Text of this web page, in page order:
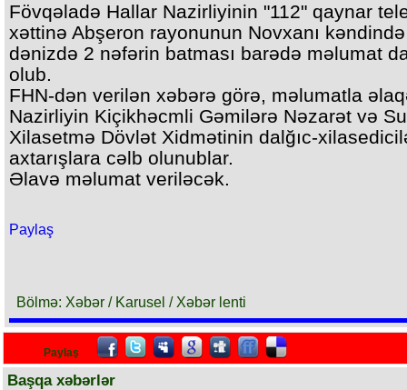
Fövqəladə Hallar Nazirliyinin "112" qaynar
xəttinə Abşeron rayonunun Novxanı kəndində
dənizdə 2 nəfərin batması barədə məlumat
olub.
FHN-dən verilən xəbərə görə, məlumatla
Nazirliyin Kiçikhəcmli Gəmilərə Nəzarət və
Xilasetmə Dövlət Xidmətinin dalğıc-
axtarışlara cəlb olunublar.
Əlavə məlumat veriləcək.
Paylaş
Bölmə: Xəbər / Karusel / Xəbər lenti
Paylaş
Başqa xəbərlər